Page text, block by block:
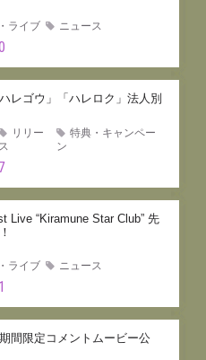
ライブ ニュース
レゴウ」「ハレロク」法人別
リリー
ス
特典・キャンペー
ン
Live “Kiramune Star Club” 先
ライブ ニュース
間限定コメントムービー公